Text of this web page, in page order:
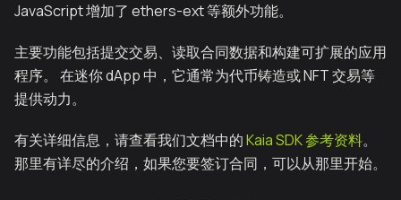
JavaScript 增加了 ethers-ext 等额外功能。
主要功能包括提交交易、读取合同数据和构建可扩展的应用
程序。 在迷你 dApp 中，它通常为代币铸造或 NFT 交易等
提供动力。
有关详细信息，请查看我们文档中的Kaia SDK 参考资料。
那里有详尽的介绍，如果您要签订合同，可以从那里开始。